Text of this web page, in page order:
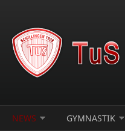
NEWS GYMNASTIK